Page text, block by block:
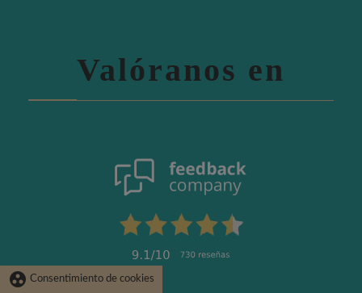
Valóranos en
group_work Consentimiento de cookies